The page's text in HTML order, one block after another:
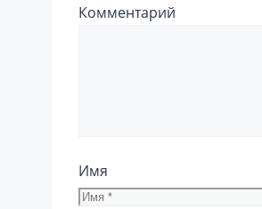
Комментарий
Имя